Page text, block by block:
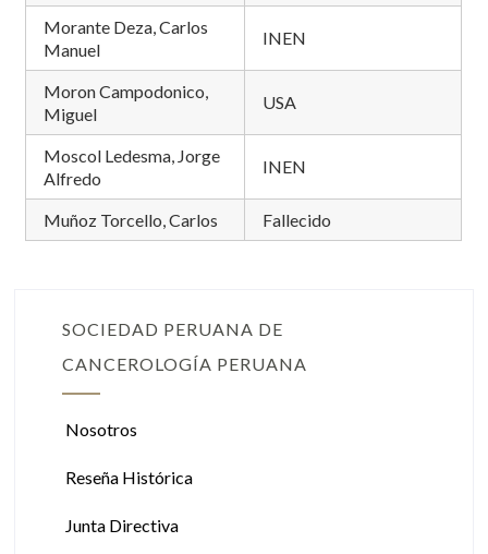
Morante Deza, Carlos
Manuel
INEN
Moron Campodonico,
Miguel
USA
Moscol Ledesma, Jorge
Alfredo
INEN
Muñoz Torcello, Carlos Fallecido
SOCIEDAD PERUANA DE
CANCEROLOGÍA PERUANA
Nosotros
Reseña Histórica
Junta Directiva